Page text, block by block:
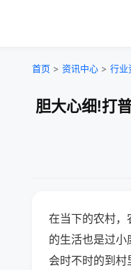
首页 > 资讯中心 > 行业
胆大心细!打
在当下的农村，
的生活也是过
会时不时的到村